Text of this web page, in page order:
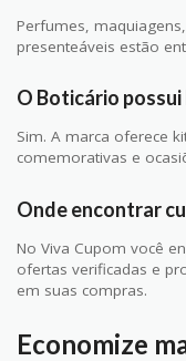
Perfumes,
presenteáveis estão
O Boticário
Sim. A marca oferece
comemorativas e
Onde encontrar
No Viva Cupom você
ofertas verificadas e
em suas compras.
Economize